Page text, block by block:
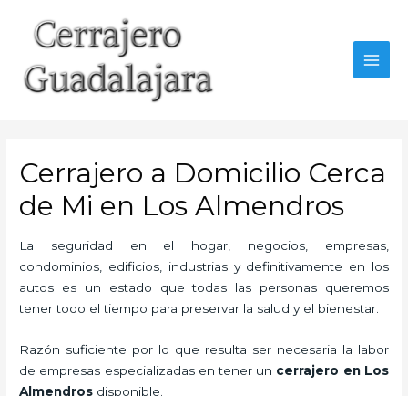
contenido
Cerrajero a Domicilio Cerca
de Mi en Los Almendros
La seguridad en el hogar, negocios, empresas,
condominios, edificios, industrias y definitivamente en los
autos es un estado que todas las personas queremos
tener todo el tiempo para preservar la salud y el bienestar.
Razón suficiente por lo que resulta ser necesaria la labor
de empresas especializadas en tener un cerrajero en Los
Almendros disponible.